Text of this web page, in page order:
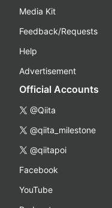
Media Kit
Feedback/Requests
Help
Advertisement
Official Accounts
@Qiita
@qiita_milestone
@qiitapoi
Facebook
YouTube